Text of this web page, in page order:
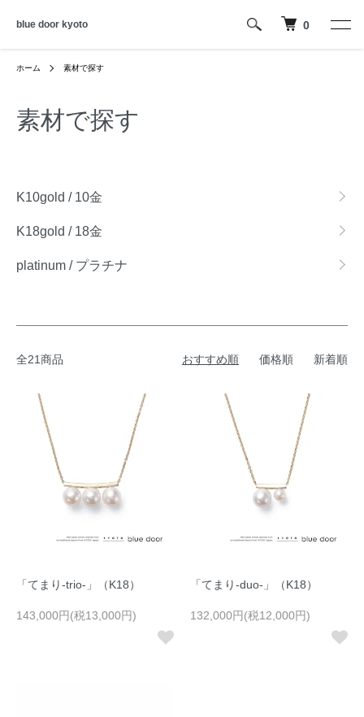
blue door kyoto 0
ホーム 素材で探す
素材で探す
K10gold / 10金
K18gold / 18金
platinum / プラチナ
全21商品 おすすめ順 価格順 新着順
「てまり-trio-」（K18）
143,000円(税13,000円)
「てまり-duo-」（K18）
132,000円(税12,000円)